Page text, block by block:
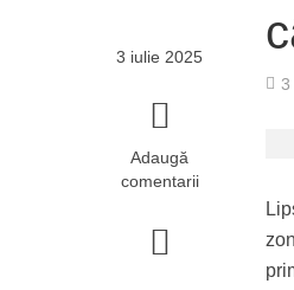
3 iulie 2025
Adaugă
comentarii
3